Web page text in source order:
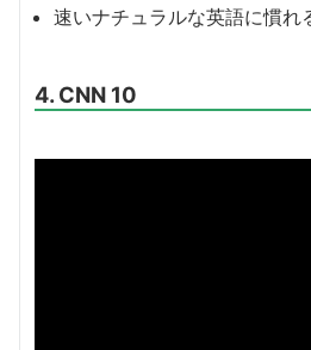
速いナチュラルな英語に慣れ
4. CNN 10